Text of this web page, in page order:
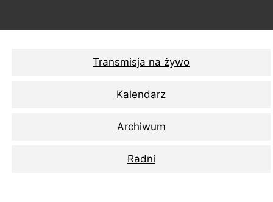
Transmisja na żywo
Kalendarz
Archiwum
Radni